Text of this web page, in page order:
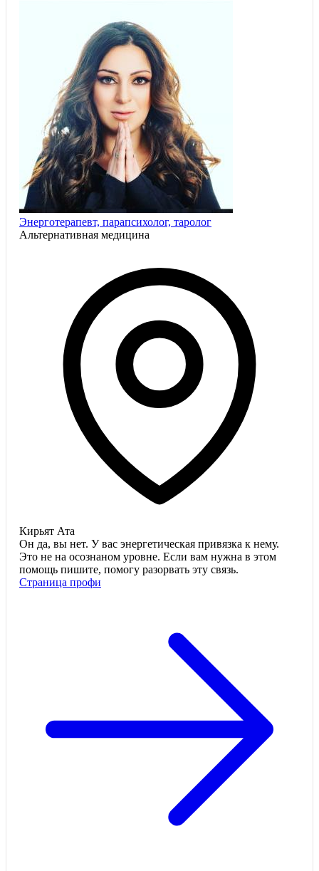
Энерготерапевт, парапсихолог, таролог
Альтернативная медицина
Кирьят Ата
Он да, вы нет. У вас энергетическая привязка к нему.
Это не на осознаном уровне. Если вам нужна в этом
помощь пишите, помогу разорвать эту связь.
Страница профи